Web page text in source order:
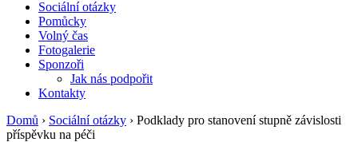
Sociální otázky
Pomůcky
Volný čas
Fotogalerie
Sponzoři
Jak nás podpořit
Kontakty
Domů › Sociální otázky › Podklady pro stanovení stupně závislosti
příspěvku na péči